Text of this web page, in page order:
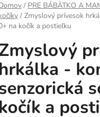
/ PRE BÁBÄTKO A
/ Zmyslový prívesok
na kočík a postieľku
hrkálka -
kočík a